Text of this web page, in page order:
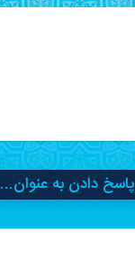
پاسخ دادن به عنوان...